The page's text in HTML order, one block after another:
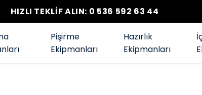
HIZLI TEKLİF ALIN: 0 536 592 63 44
Pişirme
Ekipmanları
Hazırlık
Ekipmanları